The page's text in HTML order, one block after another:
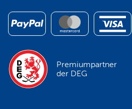
Premiumpartner
der DEG